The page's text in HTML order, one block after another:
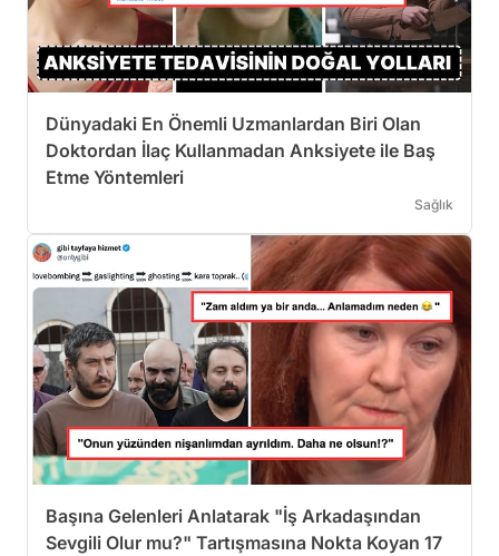
Dünyadaki En Önemli Uzmanlardan Biri Olan
Doktordan İlaç Kullanmadan Anksiyete ile Baş
Etme Yöntemleri
Sağlık
Başına Gelenleri Anlatarak "İş Arkadaşından
Sevgili Olur mu?" Tartışmasına Nokta Koyan 17